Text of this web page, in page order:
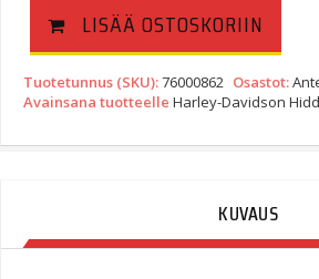
LISÄÄ OSTOSKORIIN
Tuotetunnus (SKU):76000862 Osastot:
Avainsana tuotteelle Harley-Davidson
KUVAUS